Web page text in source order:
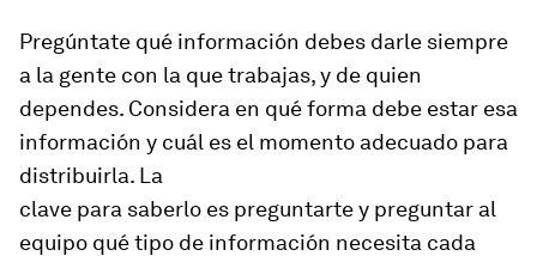
Pregúntate qué información debes darle siempre
a la gente con la que trabajas, y de quien
dependes. Considera en qué forma debe estar esa
información y cuál es el momento adecuado para
distribuirla. La
clave para saberlo es preguntarte y preguntar al
equipo qué tipo de información necesita cada